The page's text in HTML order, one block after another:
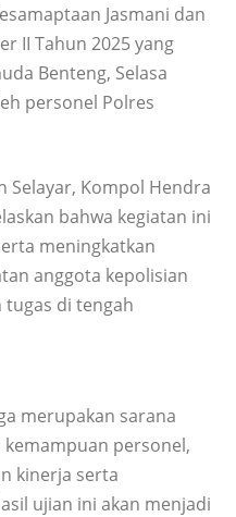
Jasmani dan
II Tahun 2025 yang
Benteng, Selasa
personel Polres
Selayar, Kompol Hendra
bahwa kegiatan ini
meningkatkan
anggota kepolisian
tugas di tengah
merupakan sarana
personel,
kinerja serta
ujian ini akan menjadi